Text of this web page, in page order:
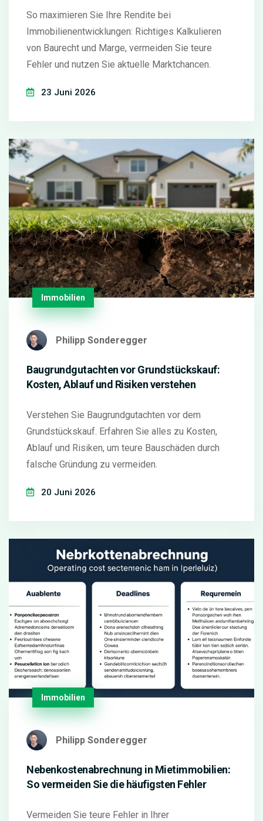
So maximieren Sie Ihre Rendite bei
Immobilienentwicklungen: Richtiges Kalkulieren
von Baurecht und Marge, vermeiden Sie teure
Fehler und nutzen Sie aktuelle Marktchancen.
23 Juni 2026
Immobilien
Philipp Sonderegger
Baugrundgutachten vor Grundstückskauf:
Kosten, Ablauf und Risiken verstehen
Verstehen Sie Baugrundgutachten vor dem
Grundstückskauf. Erfahren Sie alles zu Kosten,
Ablauf und Risiken, um teure Bauschäden durch
falsche Gründung zu vermeiden.
20 Juni 2026
Immobilien
Philipp Sonderegger
Nebenkostenabrechnung in Mietimmobilien:
So vermeiden Sie die häufigsten Fehler
Vermeiden Sie teure Fehler in Ihrer